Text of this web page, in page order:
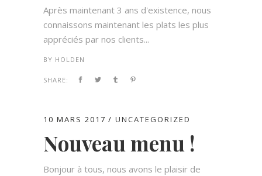
Après maintenant 3 ans d'existence, nous
connaissons maintenant les plats les plus
appréciés par nos clients...
BY HOLDEN
SHARE:
10 MARS 2017 UNCATEGORIZED
Nouveau menu !
Bonjour à tous, nous avons le plaisir de